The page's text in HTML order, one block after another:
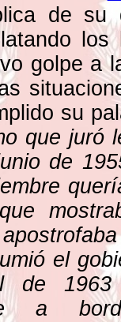
de su
los
golpe a
su
que juró
de
el
de 1963
a